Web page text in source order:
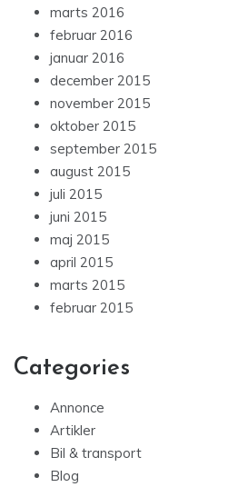
marts 2016
februar 2016
januar 2016
december 2015
november 2015
oktober 2015
september 2015
august 2015
juli 2015
juni 2015
maj 2015
april 2015
marts 2015
februar 2015
Categories
Annonce
Artikler
Bil & transport
Blog